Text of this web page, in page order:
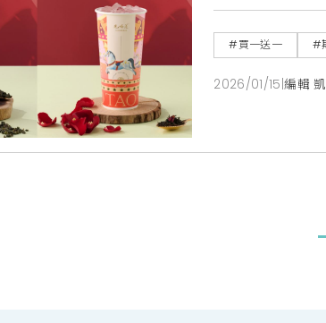
#買一送一 #
2026/01/15 |編輯